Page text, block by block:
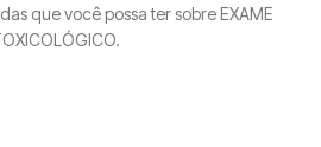
que você possa ter sobre EXAME